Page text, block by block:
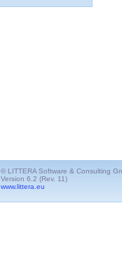
© LITTERA Software & Consulting
Version 6.2 (Rev. 11)
www.littera.eu